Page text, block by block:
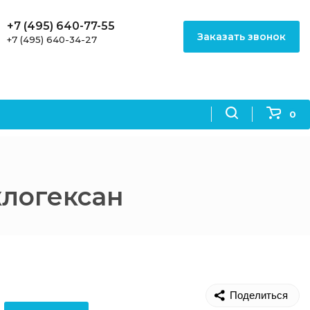
0
+7 (495) 640-77-55
+7 (495) 640-34-27 Заказать звонок
Поделиться